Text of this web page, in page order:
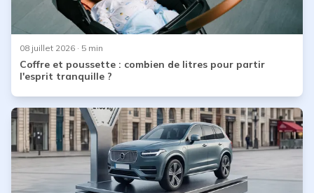
08 juillet 2026 · 5 min
Coffre et poussette : combien de litres pour partir
l'esprit tranquille ?